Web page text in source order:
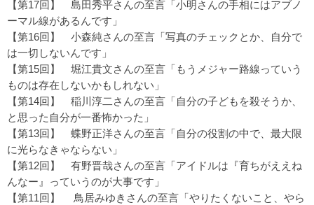
【第17回】 島田秀平さんの至言「小明さんの手相にはアブノ
ーマル線があるんです」
【第16回】 小森純さんの至言「写真のチェックとか、自分で
は一切しないんです」
【第15回】 堀江貴文さんの至言「もうメジャー路線っていう
ものは存在しないかもしれない」
【第14回】 稲川淳二さんの至言「自分の子どもを殺そうか、
と思った自分が一番怖かった」
【第13回】 蝶野正洋さんの至言「自分の役割の中で、最大限
に光らなきゃならない」
【第12回】 有野晋哉さんの至言「アイドルは『育ちがええね
んなー』っていうのが大事です」
【第11回】
鳥居みゆきさんの至言「やりたくないこと、やら